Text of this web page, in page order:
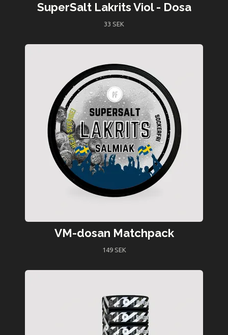
SuperSalt Lakrits Viol - Dosa
33 SEK
VM-dosan Matchpack
149 SEK